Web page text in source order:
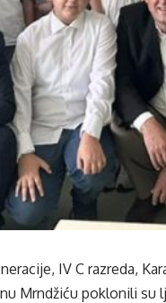
IV C razreda,
Mrndžiću poklonili su